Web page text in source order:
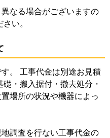
なる場合がございますの
い。
。 工事代金は別途お見積
・搬入据付・撤去処分・
場所の状況や機器によっ
調査を行ない工事代金の